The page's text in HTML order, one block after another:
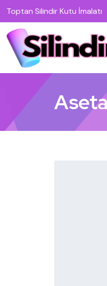
Toptan Silindir Kutu İmalatı